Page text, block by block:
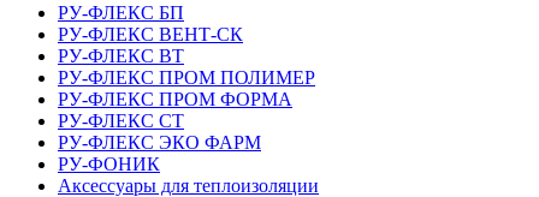
РУ-ФЛЕКС БП
РУ-ФЛЕКС ВЕНТ-СК
РУ-ФЛЕКС ВТ
РУ-ФЛЕКС ПРОМ ПОЛИМЕР
РУ-ФЛЕКС ПРОМ ФОРМА
РУ-ФЛЕКС СТ
РУ-ФЛЕКС ЭКО ФАРМ
РУ-ФОНИК
Аксессуары для теплоизоляции